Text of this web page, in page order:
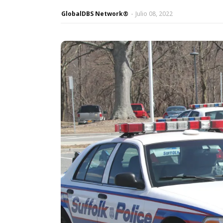
GlobalDBS Network® - Julio 08, 2022